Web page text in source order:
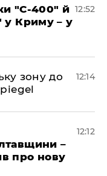
"С-400" й
у Криму – у
12:52
зону до
12:14
–
про нову
12:12